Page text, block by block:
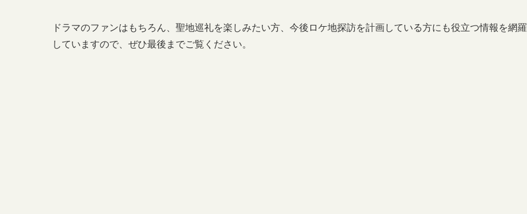
ドラマのファンはもちろん、聖地巡礼を楽しみたい方、今後ロケ地探訪を計画している方にも役立つ情報を網羅
していますので、ぜひ最後までご覧ください。